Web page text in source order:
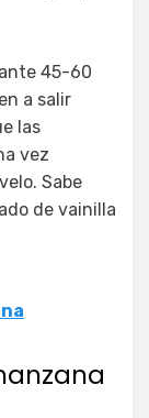
45-60
a salir
las
vez
Sabe
de vainilla